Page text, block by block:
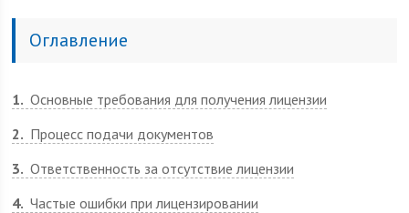
Оглавление
1 Основные требования для получения лицензии
2
Процесс подачи документов
3 Ответственность за отсутствие лицензии
4 Частые ошибки при лицензировании